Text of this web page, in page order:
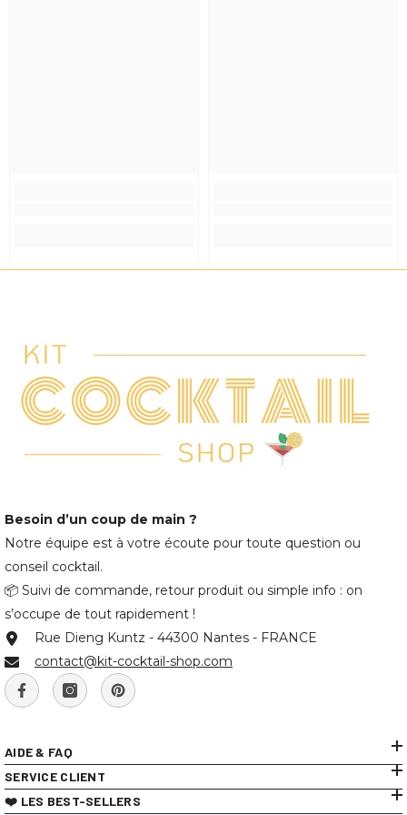
Besoin d’un coup de main ?
Notre équipe est à votre écoute pour toute question ou
conseil cocktail.
📦 Suivi de commande, retour produit ou simple info : on
s’occupe de tout rapidement !
Rue Dieng Kuntz - 44300 Nantes - FRANCE
contact@kit-cocktail-shop.com
AIDE & FAQ
SERVICE CLIENT
❤️ LES BEST-SELLERS